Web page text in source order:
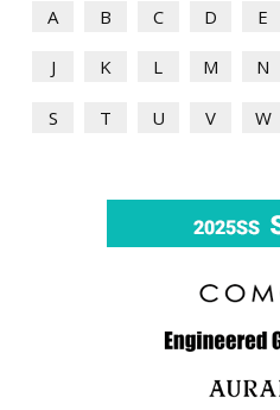
A B C D E
J K L M N
S T U V W